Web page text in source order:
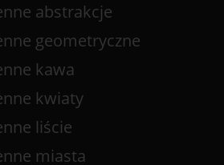
abstrakcje
geometryczne
kawa
kwiaty
liście
miasta